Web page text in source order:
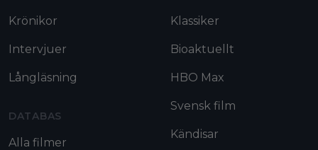
Krönikor
Intervjuer
Långläsning
DATABAS
Alla filmer
Klassiker
Bioaktuellt
HBO Max
Svensk film
Kändisar